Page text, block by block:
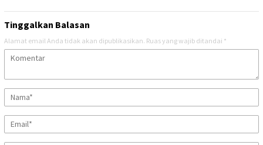
Tinggalkan Balasan
Alamat email Anda tidak akan dipublikasikan. Ruas yang wajib ditandai *